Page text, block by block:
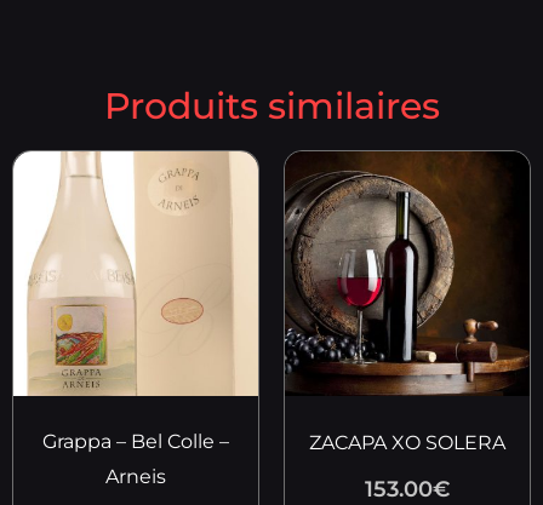
Produits similaires
Grappa – Bel Colle –
Arneis
ZACAPA XO SOLERA
153.00€